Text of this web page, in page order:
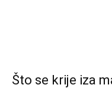
Što se krije iza